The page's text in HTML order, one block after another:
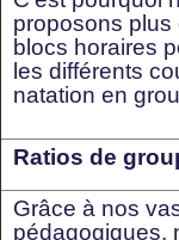
proposons plus
blocs horaires
les différents
natation en
Ratios de
Grâce à nos
pédagogiques,